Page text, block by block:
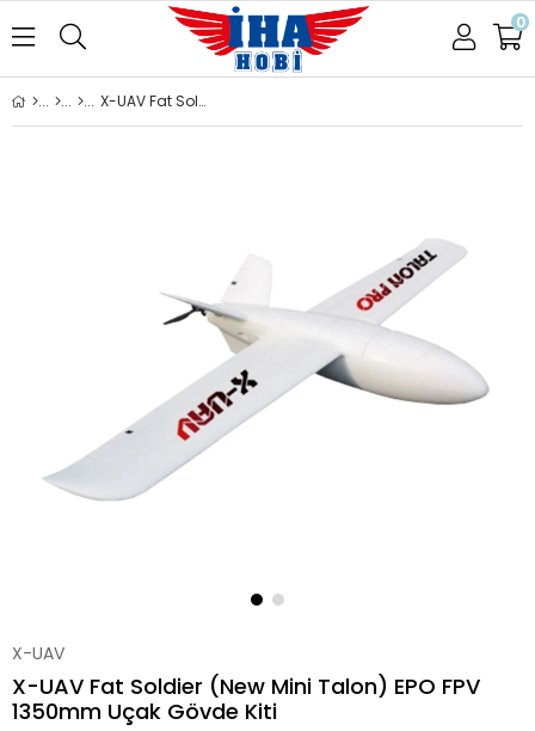
0
X-UAV Fat Soldier (New Mini Talon) EPO FPV 1350mm Uçak Gövde Kiti
X-UAV
X-UAV Fat Soldier (New Mini Talon) EPO FPV
1350mm Uçak Gövde Kiti